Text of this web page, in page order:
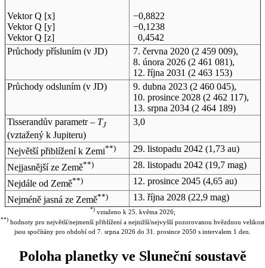
Vektor Q [x]
Vektor Q [y]
Vektor Q [z]
−0,8822
−0,1238
0,4542
Průchody přísluním (v JD) 7. června 2020(2 459 009),
8. února 2026(2 461 081),
12. října 2031 (2 463 153)
Průchody odsluním (v JD) 9. dubna 2023(2 460 045),
10. prosince 2028(2 462 117),
13. srpna 2034(2 464 189)
Tisserandův parametr – TJ
(vztažený k Jupiteru)
3,0
Největší přiblížení k Zemi**) 29. listopadu 2042 (1,73 au)
Nejjasnější ze Země**) 28. listopadu 2042 (19,7 mag)
Nejdále od Země**) 12. prosince 2045(4,65 au)
Nejméně jasná ze Země**) 13. října 2028(22,9 mag)
*)vztaženo k 25. května 2026;
**) hodnoty pro největší/nejmenší přiblížení a nejnižší/nejvyšší pozorovanou hvězdnou velikost
jsou spočítány pro období od 7. srpna 2026 do 31. prosince 2050 s intervalem 1 den.
Poloha planetky ve Sluneční soustavě